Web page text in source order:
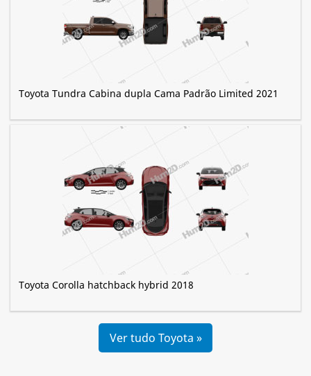
Toyota Tundra Cabina dupla Cama Padrão Limited 2021
Toyota Corolla hatchback hybrid 2018
Ver tudo Toyota »